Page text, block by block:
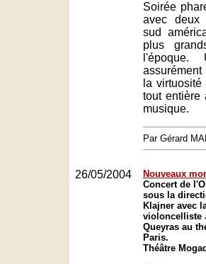
Soirée
avec deux
sud
plus
l'époque.
la
tout entière
musique.
Par Gérard
26/05/2004
Nouveaux
Concert de
sous la
Klajner avec
violoncelliste
Queyras au
Paris.
Théâtre